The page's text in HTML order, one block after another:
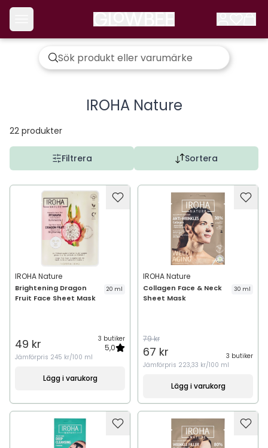
IROHA Nature
22 produkter
Filtrera Sortera
IROHA Nature
Brightening Dragon
Fruit Face Sheet Mask
20 ml
49 kr 3 butiker
5,0
Jämförpris 245 kr/100 ml
Lägg i varukorg
IROHA Nature
Collagen Face & Neck
Sheet Mask
30 ml
79 kr
67 kr
3 butiker
Jämförpris 223,33 kr/100 ml
Lägg i varukorg